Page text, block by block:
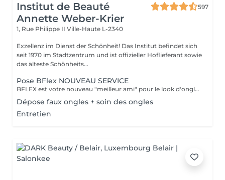
Institut de Beauté
Annette Weber-Krier
597
1, Rue Philippe II Ville-Haute L-2340
Exzellenz im Dienst der Schönheit! Das Institut befindet sich
seit 1970 im Stadtzentrum und ist offizieller Hoflieferant sowie
das älteste Schönheits...
Pose BFlex NOUVEAU SERVICE
BFLEX est votre nouveau "meilleur ami" pour le look d'ongles courts et naturels que tous les clients recherchent ! Il s'agit d'une Babymanucure avec la pose d'un gel intelligent 4-en-1 avec lequel vous avez : Base-Construction-Teinte-Finition ! I C'est une prestation inédite et tendance !
Dépose faux ongles + soin des ongles
Entretien